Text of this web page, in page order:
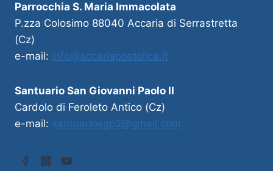
Parrocchia S. Maria Immacolata
P.zza Colosimo 88040 Accaria di Serrastretta
(Cz)
e-mail: info@accariapostolica.it
Santuario San Giovanni Paolo II
Cardolo di Feroleto Antico (Cz)
e-mail: santuariosgp2@gmail.com